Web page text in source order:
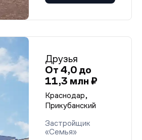
Друзья
От 4,0 до
11,3 млн ₽
Краснодар,
Прикубанский
Застройщик
«Семья»